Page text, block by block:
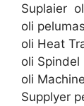
Suplaier
oli
oli Heat
oli Spindel
oli
Supplyer